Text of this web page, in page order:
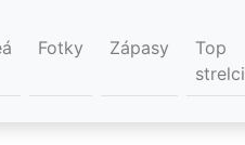
Fotky Zápasy
Top
strelci